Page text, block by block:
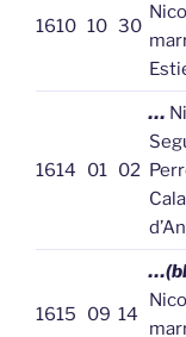
1610 10 30
1614 01 02
…
1615 09 14